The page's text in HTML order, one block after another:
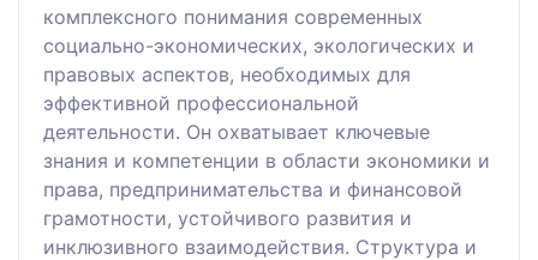
комплексного понимания современных
социально-экономических, экологических и
правовых аспектов, необходимых для
эффективной профессиональной
деятельности. Он охватывает ключевые
знания и компетенции в области экономики и
права, предпринимательства и финансовой
грамотности, устойчивого развития и
инклюзивного взаимодействия. Структура и